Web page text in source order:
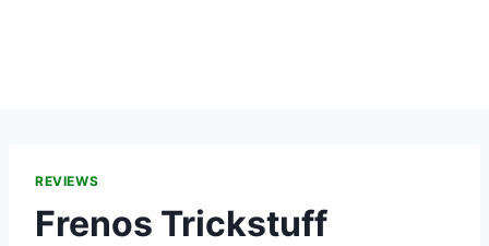
REVIEWS
Frenos Trickstuff